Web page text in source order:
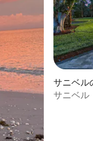
サニベル
サニベル